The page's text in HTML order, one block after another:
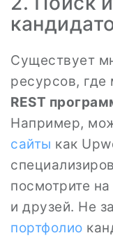
Существует
ресурсов,
REST
Например,
сайты как
посмотрите
и друзей. Не
портфолио